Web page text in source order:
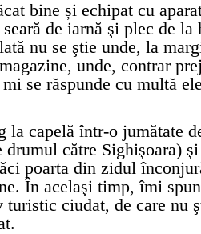
bine și echipat cu
de iarnă şi plec de la
nu se ştie unde, la
unde, contrar
se răspunde cu multă
la capelă într-o jumătate
drumul către Sighişoara)
poarta din zidul
În acelaşi timp, îmi
turistic ciudat, de care nu